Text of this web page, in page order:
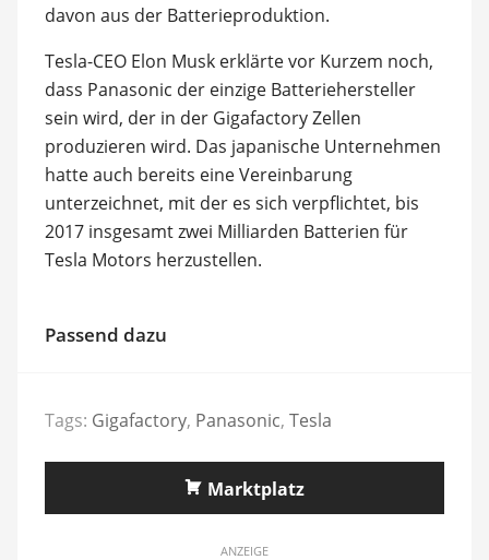
davon aus der Batterieproduktion.
Tesla-CEO Elon Musk erklärte vor Kurzem noch,
dass Panasonic der einzige Batteriehersteller
sein wird, der in der Gigafactory Zellen
produzieren wird. Das japanische Unternehmen
hatte auch bereits eine Vereinbarung
unterzeichnet, mit der es sich verpflichtet, bis
2017 insgesamt zwei Milliarden Batterien für
Tesla Motors herzustellen.
Passend dazu
Tags: Gigafactory, Panasonic, Tesla
Marktplatz
ANZEIGE